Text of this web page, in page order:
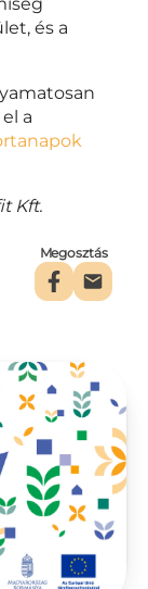
és a
a
Kft.
Megosztás